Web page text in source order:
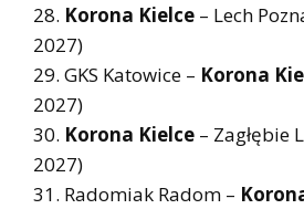
Korona Kielce – Lech
2027)
GKS Katowice – Korona
2027)
Korona Kielce – Zagłębie
2027)
Radomiak Radom –